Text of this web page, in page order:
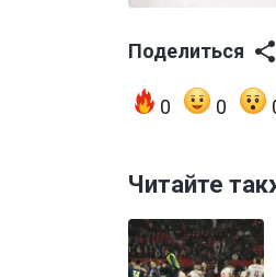
Поделиться
0 0
Читайте